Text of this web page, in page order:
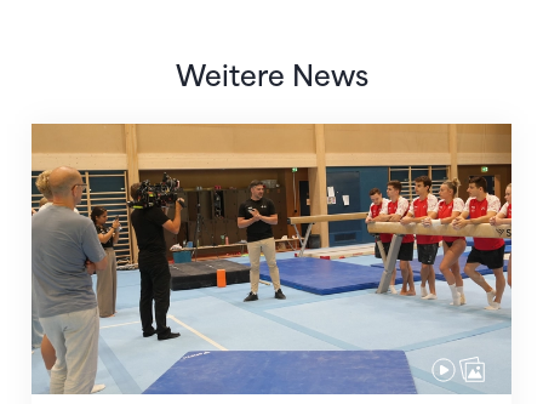
Weitere News
Mit klaren Zielen nach Zagreb